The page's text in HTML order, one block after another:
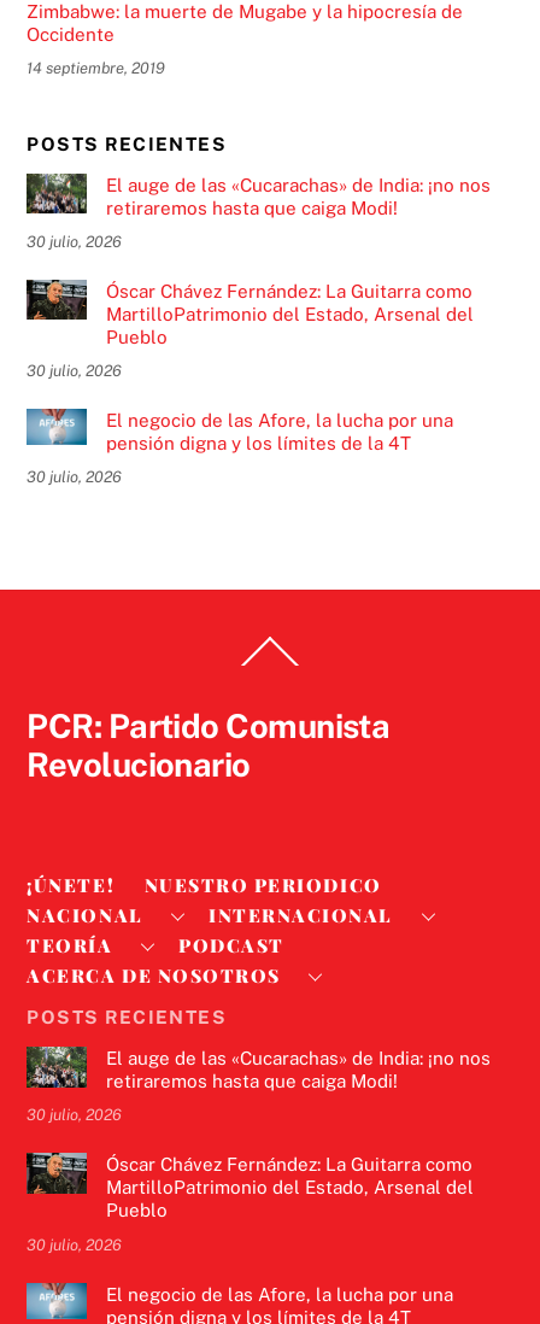
Zimbabwe: la muerte de Mugabe y la hipocresía de
Occidente
14 septiembre, 2019
POSTS RECIENTES
El auge de las «Cucarachas» de India: ¡no nos
retiraremos hasta que caiga Modi!
30 julio, 2026
Óscar Chávez Fernández: La Guitarra como
MartilloPatrimonio del Estado, Arsenal del
Pueblo
30 julio, 2026
El negocio de las Afore, la lucha por una
pensión digna y los límites de la 4T
30 julio, 2026
To
PCR: Partido Comunista
Revolucionario
¡ÚNETE!
NUESTRO PERIODICO
NACIONAL
INTERNACIONAL
TEORÍA
PODCAST
ACERCA DE NOSOTROS
POSTS RECIENTES
El auge de las «Cucarachas» de India: ¡no nos
retiraremos hasta que caiga Modi!
30 julio, 2026
Óscar Chávez Fernández: La Guitarra como
MartilloPatrimonio del Estado, Arsenal del
Pueblo
30 julio, 2026
El negocio de las Afore, la lucha por una
pensión digna y los límites de la 4T